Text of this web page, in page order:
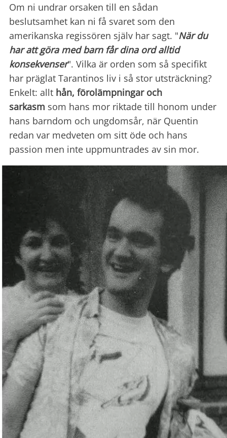
Om ni undrar orsaken till en sådan
beslutsamhet kan ni få svaret som den
amerikanska regissören själv har sagt. "När du
har att göra med barn får dina ord alltid
konsekvenser". Vilka är orden som så specifikt
har präglat Tarantinos liv i så stor utsträckning?
Enkelt: allt hån, förolämpningar och
sarkasm som hans mor riktade till honom under
hans barndom och ungdomsår, när Quentin
redan var medveten om sitt öde och hans
passion men inte uppmuntrades av sin mor.